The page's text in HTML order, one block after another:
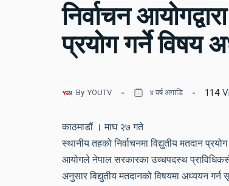
निर्वाचन
प्रयोग गर्ने विषय
By YOUTV ४ वर्ष अगाडि 114
काठमाडौं । माघ २७ गते
स्थानीय तहको निर्वाचनमा विद्युतीय मतदान
आयोगले नेपाल सरकारका उच्चपदस्थ
अनुसार विद्युतीय मतदानको विषयमा अध्ययन